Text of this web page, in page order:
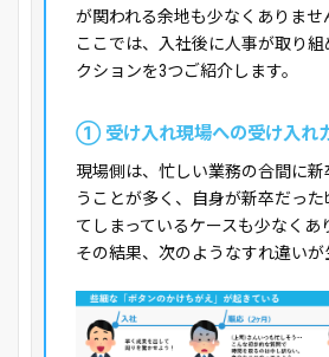
が関われる余地も少なくありませ
ここでは、入社後に人事が取り
クションを3つご紹介します。
① 受け入れ現場への受け入れ
現場側は、忙しい業務の合間に
うことが多く、自身が新卒だっ
てしまっているケースも少なくあ
その結果、次のようなすれ違いが